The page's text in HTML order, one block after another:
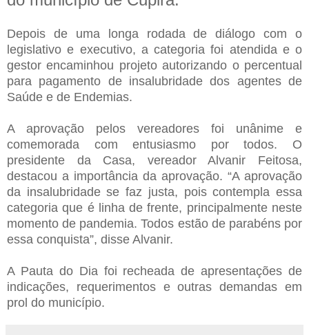
Depois de uma longa rodada de diálogo com o
legislativo e executivo, a categoria foi atendida e o
gestor encaminhou projeto autorizando o percentual
para pagamento de insalubridade dos agentes de
Saúde e de Endemias.
A aprovação pelos vereadores foi unânime e
comemorada com entusiasmo por todos. O
presidente da Casa, vereador Alvanir Feitosa,
destacou a importância da aprovação. “A aprovação
da insalubridade se faz justa, pois contempla essa
categoria que é linha de frente, principalmente neste
momento de pandemia. Todos estão de parabéns por
essa conquista”, disse Alvanir.
A Pauta do Dia foi recheada de apresentações de
indicações, requerimentos e outras demandas em
prol do município.